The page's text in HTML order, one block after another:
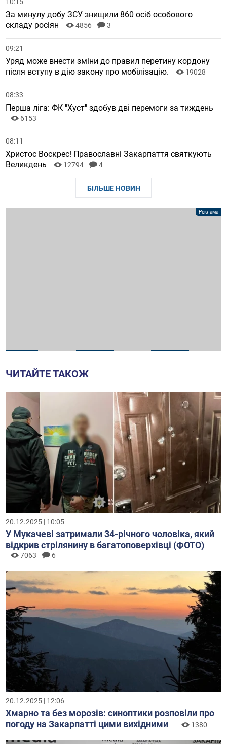
За минулу добу ЗСУ знищили 860 осіб особового
складу росіян
4856 3
09:21
Уряд може внести зміни до правил перетину кордону
після вступу в дію закону про мобілізацію.
19028
08:33
Перша ліга: ФК "Хуст" здобув дві перемоги за тиждень
6153
08:11
Христос Воскрес! Православні Закарпаття святкують
Великдень
12794 4
БІЛЬШЕ НОВИН
ЧИТАЙТЕ ТАКОЖ
20.12.2025 | 10:05
У Мукачеві затримали 34-річного чоловіка, який
відкрив стрілянину в багатоповерхівці (ФОТО)
7063 6
20.12.2025 | 12:06
Хмарно та без морозів: синоптики розповіли про
погоду на Закарпатті цими вихідними
1380